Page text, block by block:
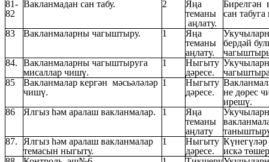
81-
82
Вакланмадан сан табу. 2
Яңа
теманы
аңлату.
Бирелгән
сан
83
Вакланмаларны чагыштыру. 1
Яңа
теманы
аңлату.
бердәй
84.
Вакланмаларны чагыштыруга
мисаллар чишү.
1
Ныгыту
дәресе.
85
Вакланмалар кергән мәсьәләләр
чишү.
1
Ныгыту
дәресе.
не дөрес
ирешү.
86
Ялгыз һәм аралаш вакланмалар. 1
Яңа
теманы
аңлату
87.
Ялгыз һәм аралаш вакланмалар
темасын ныгыту.
1
Ныгыту
дәресе.
искә